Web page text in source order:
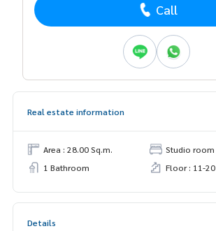
Call
Real estate information
Area : 28.00 Sq.m.
Studio room
1 Bathroom
Floor : 11-20
Details